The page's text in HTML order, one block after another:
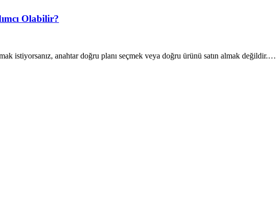
Olabilir?
istiyorsanız, anahtar doğru planı seçmek veya doğru ürünü satın almak değildir.…